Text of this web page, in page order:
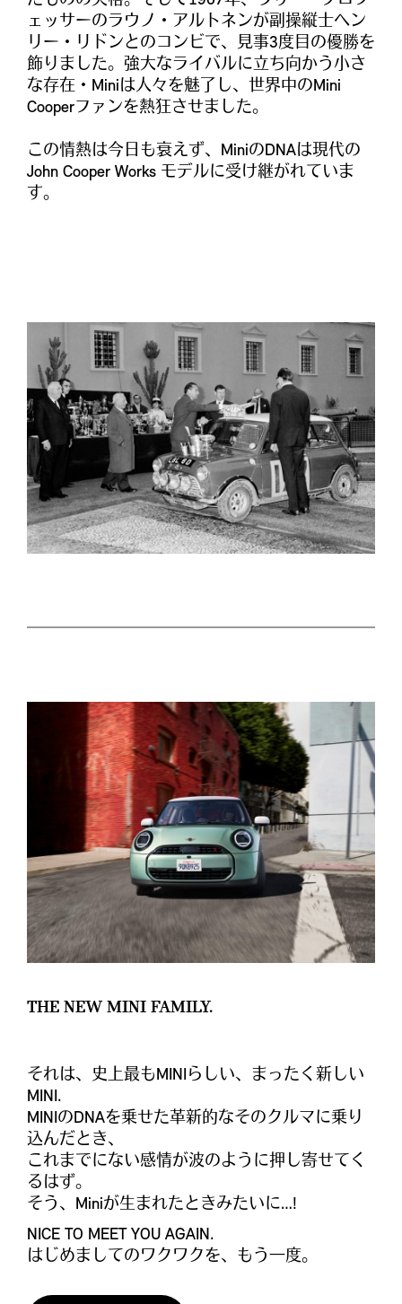
ェッサーのラウノ・アルトネンが副操縦士ヘン
リー・リドンとのコンビで、見事3度目の優勝を
飾りました。強大なライバルに立ち向かう小さ
な存在・Miniは人々を魅了し、世界中のMini
Cooperファンを熱狂させました。
この情熱は今日も衰えず、MiniのDNAは現代の
John Cooper Works モデルに受け継がれていま
す。
THE NEW MINI FAMILY.
それは、史上最もMINIらしい、まったく新しい
MINI.
MINIのDNAを乗せた革新的なそのクルマに乗り
込んだとき、
これまでにない感情が波のように押し寄せてく
るはず。
そう、Miniが生まれたときみたいに…!
NICE TO MEET YOU AGAIN.
はじめましてのワクワクを、もう一度。